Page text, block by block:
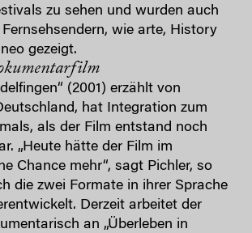
zu sehen und wurden auch
wie arte, History
gezeigt.
(2001) erzählt von
hat Integration zum
als der Film entstand noch
„Heute hätte der Film im
Chance mehr“, sagt Pichler, so
die zwei Formate in ihrer Sprache
Derzeit arbeitet der
an „Überleben in